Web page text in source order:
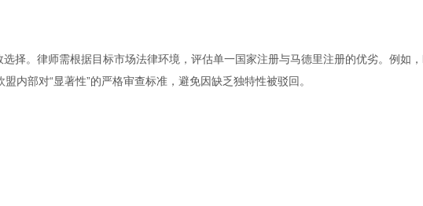
择。律师需根据目标市场法律环境，评估单一国家注册与马德里注册的优劣。例如
内部对“显著性”的严格审查标准，避免因缺乏独特性被驳回。